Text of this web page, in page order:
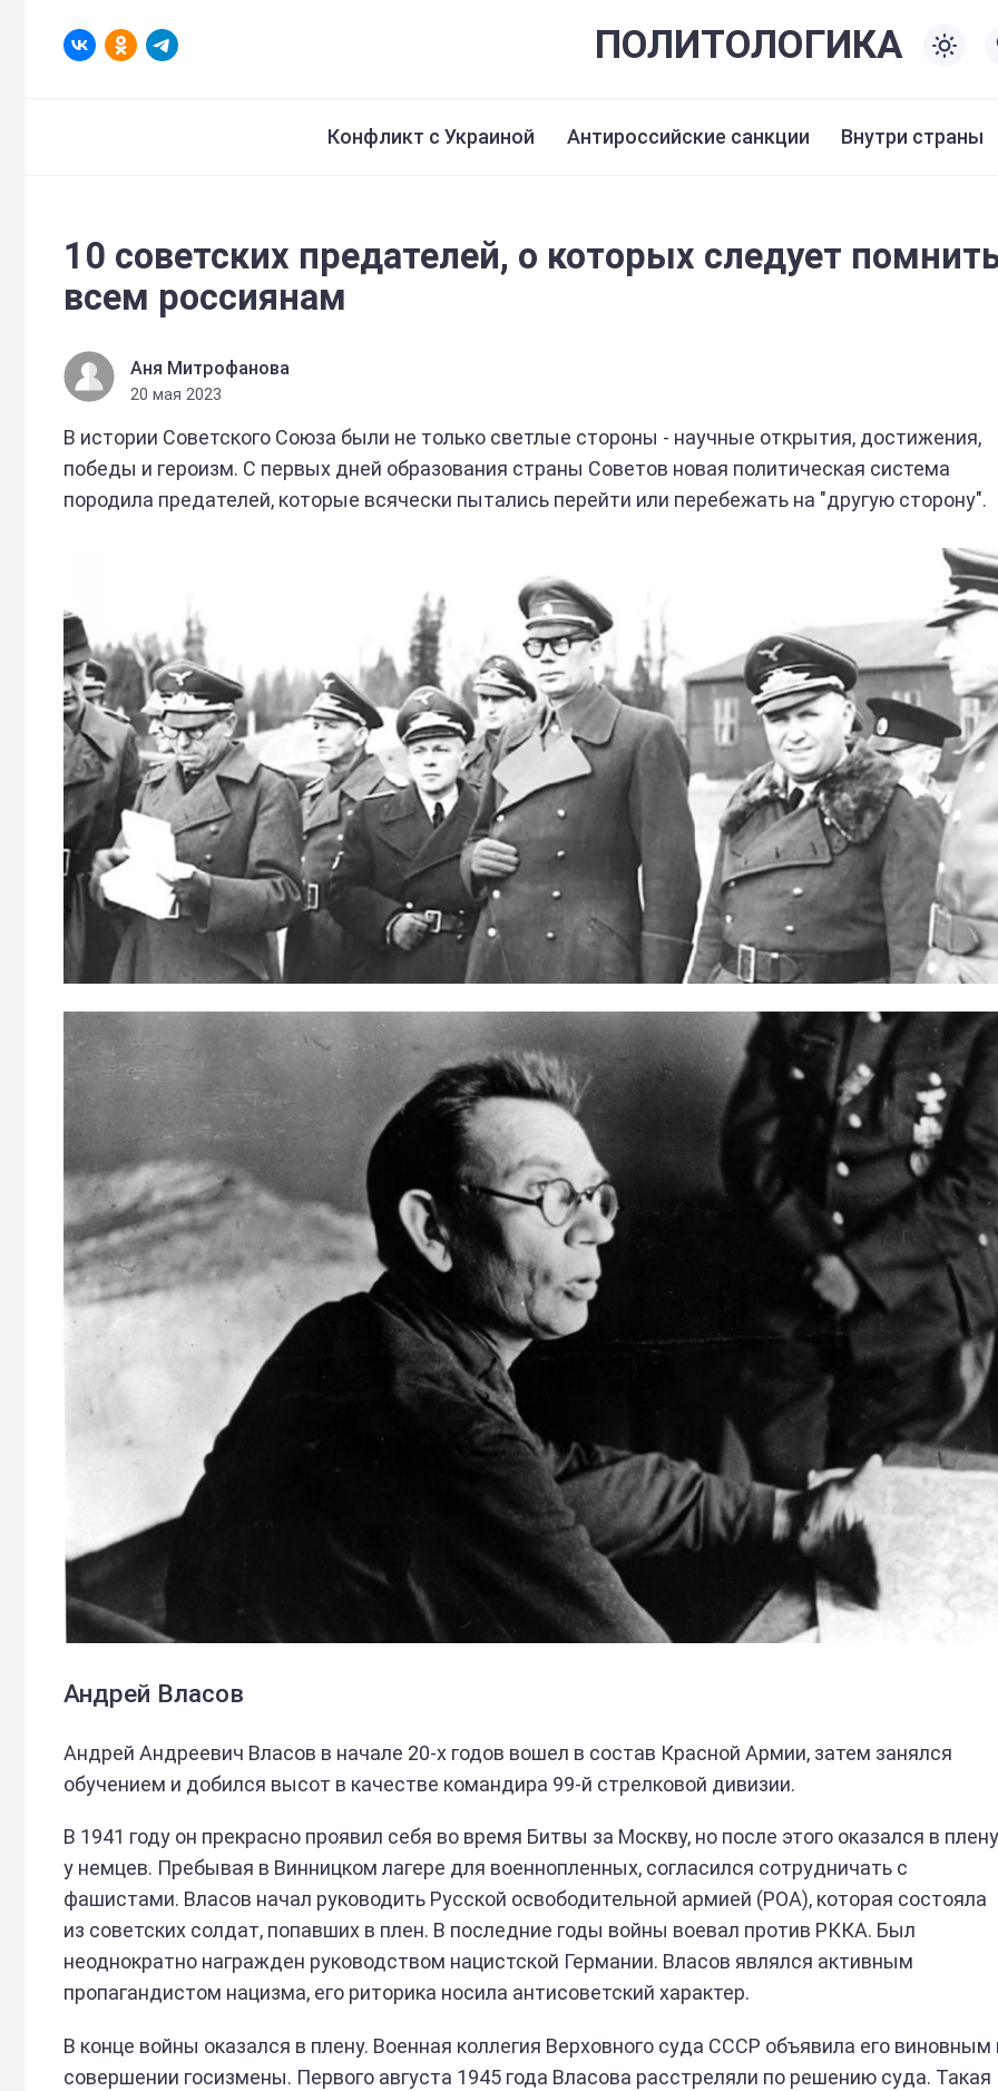
ПОЛИТОЛОГИКА
Конфликт с Украиной Антироссийские санкции Внутри страны
10 советских предателей, о которых следует
всем россиянам
Аня Митрофанова
20 мая 2023
В истории Советского Союза были не только светлые стороны - научные открытия, достижения,
победы и героизм. С первых дней образования страны Советов новая политическая система
породила предателей, которые всячески пытались перейти или перебежать на "другую сторону".
Андрей Власов
Андрей Андреевич Власов в начале 20-х годов вошел в состав Красной Армии, затем занялся
обучением и добился высот в качестве командира 99-й стрелковой дивизии.
В 1941 году он прекрасно проявил себя во время Битвы за Москву, но после этого оказался в плену
у немцев. Пребывая в Винницком лагере для военнопленных, согласился сотрудничать с
фашистами. Власов начал руководить Русской освободительной армией (РОА), которая состояла
из советских солдат, попавших в плен. В последние годы войны воевал против РККА. Был
неоднократно награжден руководством нацистской Германии. Власов являлся активным
пропагандистом нацизма, его риторика носила антисоветский характер.
В конце войны оказался в плену. Военная коллегия Верховного суда СССР объявила его виновным
совершении госизмены. Первого августа 1945 года Власова расстреляли по решению суда. Такая